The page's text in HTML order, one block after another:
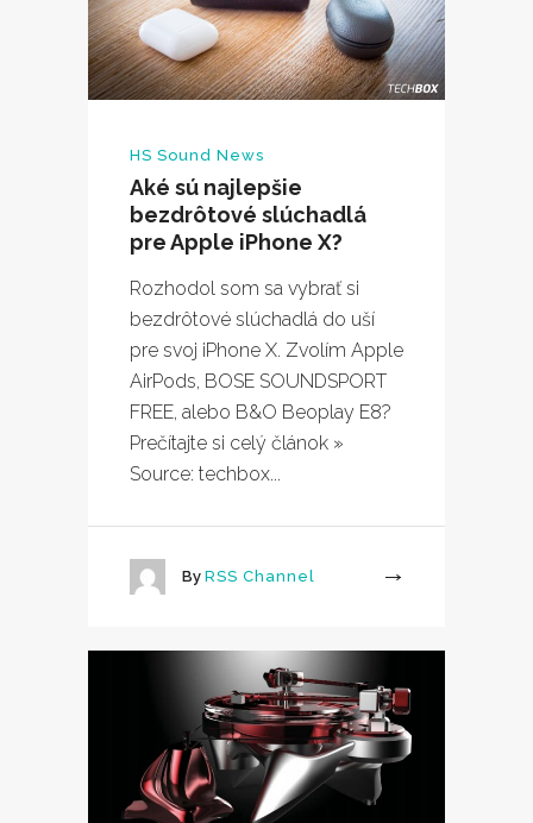
HS Sound News
Aké sú najlepšie
bezdrôtové slúchadlá
pre Apple iPhone X?
Rozhodol som sa vybrať si
bezdrôtové slúchadlá do uší
pre svoj iPhone X. Zvolím Apple
AirPods, BOSE SOUNDSPORT
FREE, alebo B&O Beoplay E8?
Prečítajte si celý článok »
Source: techbox...
By RSS Channel
More